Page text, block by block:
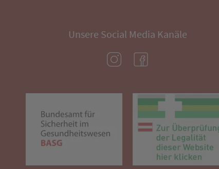
Unsere Social Media Kanäle
(öffnet in neuem Tab)
(öffnet in neuem Tab)